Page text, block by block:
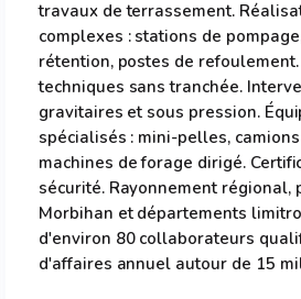
travaux de terrassement.
complexes : stations de
rétention, postes de
techniques sans tranchée.
gravitaires et sous pression.
spécialisés : mini-pelles,
machines de forage dirigé.
sécurité. Rayonnement régional,
Morbihan et départements
d'environ 80 collaborateurs
d'affaires annuel autour de 15